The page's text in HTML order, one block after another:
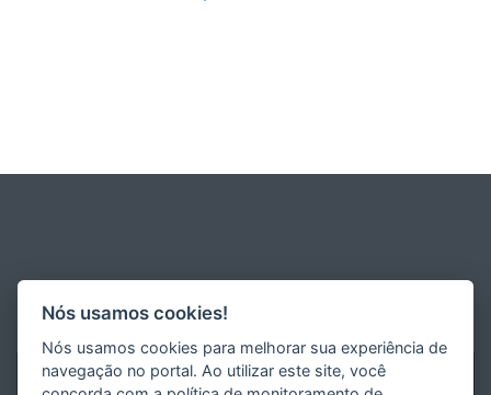
Nós usamos cookies!
Nós usamos cookies para melhorar sua experiência de
navegação no portal. Ao utilizar este site, você